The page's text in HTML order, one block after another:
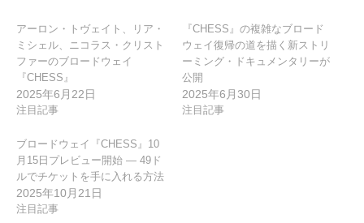
ン
アーロン・トヴェイト、リア・
ミシェル、ニコラス・クリスト
ファーのブロードウェイ
『CHESS』
2025年6月22日
注目記事
『CHESS』の複雑なブロード
ウェイ復帰の道を描く新ストリ
ーミング・ドキュメンタリーが
公開
2025年6月30日
注目記事
ブロードウェイ『CHESS』10
月15日プレビュー開始 — 49ド
ルでチケットを手に入れる方法
2025年10月21日
注目記事